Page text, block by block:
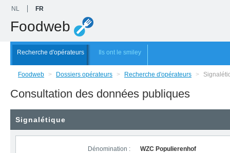
NL FR
Foodweb
Recherche d'opérateurs Ils ont le smiley
Foodweb > Dossiers opérateurs > Recherche d'opérateurs >
Consultation des données publiques
Signalétique
Dénomination : WZC Populierenhof